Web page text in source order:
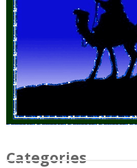
Categories